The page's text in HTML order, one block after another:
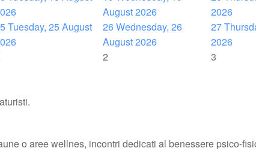
August 2026
2026
Tuesday, 25 August
26Wednesday, 26
August 2026
27
2026
2 3
o aree wellnes, incontri dedicati al benessere psico-